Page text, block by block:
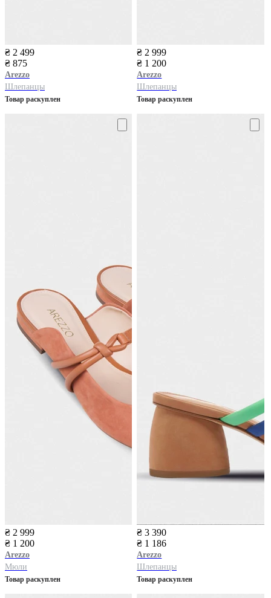
₴ 2 499
₴ 875
Arezzo
Шлепанцы
Товар раскуплен
₴ 2 999
₴ 1 200
Arezzo
Шлепанцы
Товар раскуплен
₴ 2 999
₴ 1 200
Arezzo
Мюли
Товар раскуплен
₴ 3 390
₴ 1 186
Arezzo
Шлепанцы
Товар раскуплен